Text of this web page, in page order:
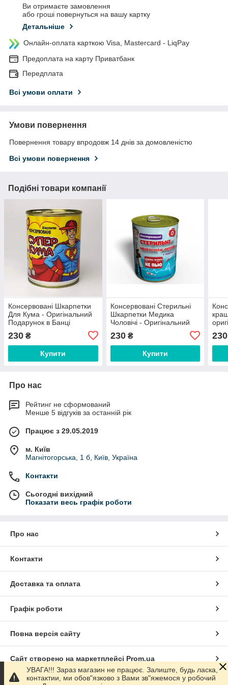
Ви отримаєте замовлення
або гроші повернуться на вашу картку
Детальніше
Онлайн-оплата карткою Visa, Mastercard - LiqPay
Предоплата на карту Приватбанк
Передплата
Всі умови оплати
Умови повернення
Повернення товару впродовж 14 днів за домовленістю
Всі умови повернення
Подібні товари компанії
Консервовані Шкарпетки
Для Кума - Оригінальний
Подарунок в Банці
230 ₴
Купити
Консервовані Стерильні
Шкарпетки Медика
Чоловічі - Оригінальний
Медика
230₴
Купити
230
Про нас
Рейтинг не сформований
Менше 5 відгуків за останній рік
Працює з 29.05.2019
м. Київ
Магнітогорська, 1 б, Київ, Україна
Контакти
Сьогодні вихідний
Показати весь графік роботи
Про нас
Контакти
Доставка та оплата
Графік роботи
Повна версія сайту
Сайт створено на маркетплейсі Prom.ua
Політика конфіденційності
УВАГА!!! Зараз магазин не працює. Залиште, будь ласка,
контактии, ми обов"язково з Вами зв"яжемося у робочий